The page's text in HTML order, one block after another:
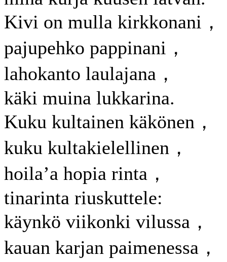
Kivi on mulla kirkkonani，
pajupehko pappinani，
lahokanto laulajana，
käki muina lukkarina.
Kuku kultainen käkönen，
kuku kultakielellinen，
hoila’a hopia rinta，
tinarinta riuskuttele:
käynkö viikonki vilussa，
kauan karjan paimenessa，